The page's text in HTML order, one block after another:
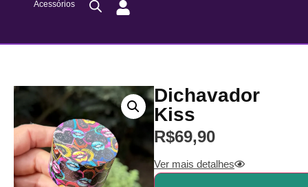
Acessórios
Dichavador
Kiss
R$69,90
Ver mais detalhes